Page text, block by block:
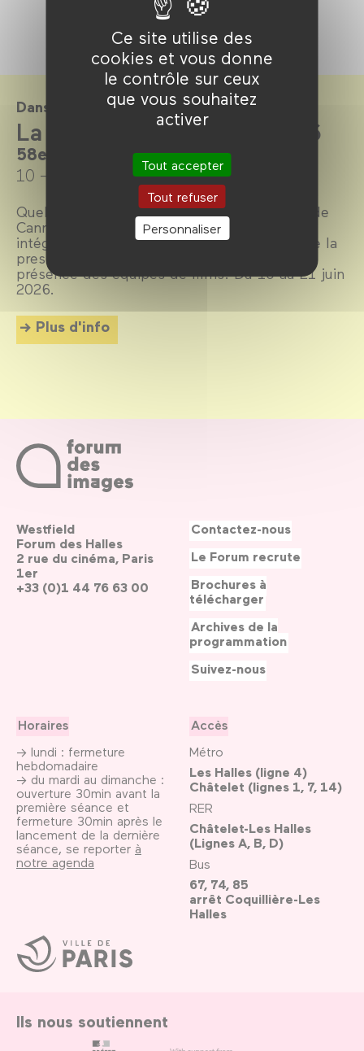
Ce site utilise des
cookies et vous donne
le contrôle sur ceux
que vous souhaitez
activer
Tout accepter
Tout refuser
Personnaliser
Dans le cadre de
La Quinzaine en salle 2026
58e édition, au Forum des images.
10 → 21 juin 2026
Quelques jours après la clôture du Festival de
Cannes, découvrez sur nos écrans la reprise
intégrale de la 58e édition de la sélection de la
prestigieuse Quinzaine des Cinéastes, en
présence des équipes de films. Du 10 au 21 juin
2026.
Plus d'info
Ville
de
Paris
Westfield
Forum des Halles
2 rue du cinéma, Paris
1er
+33 (0)1 44 76 63 00
Horaires
→ lundi : fermeture
hebdomadaire
→ du mardi au dimanche :
ouverture 30min avant la
première séance et
fermeture 30min après le
lancement de la dernière
séance, se reporter à
notre agenda
Accès
Métro
Les Halles (ligne 4)
Châtelet (lignes 1, 7, 14)
RER
Châtelet-Les Halles
(Lignes A, B, D)
Bus
67, 74, 85
arrêt Coquillière-Les
Halles
Contactez-nous
Le Forum recrute
Brochures à
télécharger
Archives de la
programmation
Suivez-nous
Ils nous soutiennent